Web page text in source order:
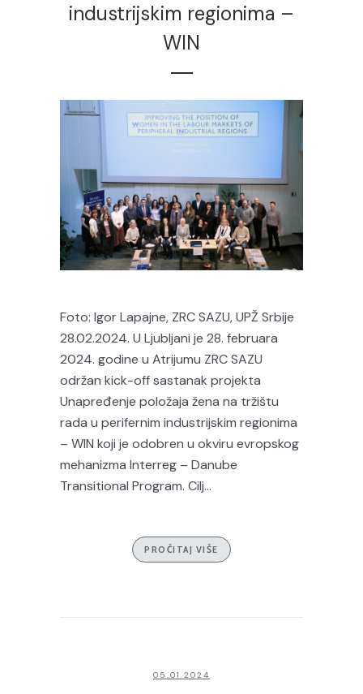
industrijskim regionima –
WIN
Foto: Igor Lapajne, ZRC SAZU, UPŽ Srbije
28.02.2024. U Ljubljani je 28. februara
2024. godine u Atrijumu ZRC SAZU
održan kick-off sastanak projekta
Unapređenje položaja žena na tržištu
rada u perifernim industrijskim regionima
– WIN koji je odobren u okviru evropskog
mehanizma Interreg – Danube
Transitional Program. Cilj...
PROČITAJ VIŠE
05.01.2024